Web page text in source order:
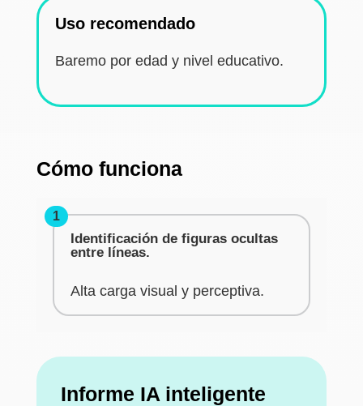
Uso recomendado
Baremo por edad y nivel educativo.
Cómo funciona
1
Identificación de figuras ocultas
entre líneas.
Alta carga visual y perceptiva.
Informe IA inteligente